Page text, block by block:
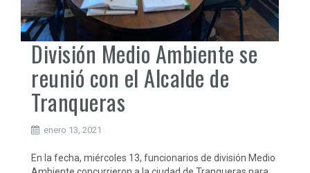
División Medio Ambiente se
reunió con el Alcalde de
Tranqueras
enero 13, 2021
En la fecha, miércoles 13, funcionarios de división Medio